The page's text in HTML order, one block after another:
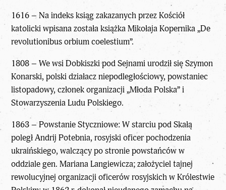
1616 – Na indeks ksiąg zakazanych przez Kościół
katolicki wpisana została książka Mikołaja Kopernika „De
revolutionibus orbium coelestium”.
1808 – We wsi Dobkiszki pod Sejnami urodził się Szymon
Konarski, polski działacz niepodległościowy, powstaniec
listopadowy, członek organizacji „Młoda Polska” i
Stowarzyszenia Ludu Polskiego.
1863 – Powstanie Styczniowe: W starciu pod Skałą
poległ Andrij Potebnia, rosyjski oficer pochodzenia
ukraińskiego, walczący po stronie powstańców w
oddziale gen. Mariana Langiewicza; założyciel tajnej
rewolucyjnej organizacji oficerów rosyjskich w Królestwie